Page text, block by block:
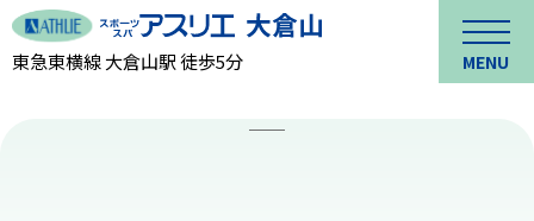
東急東横線 大倉山駅 徒歩5分 MENU